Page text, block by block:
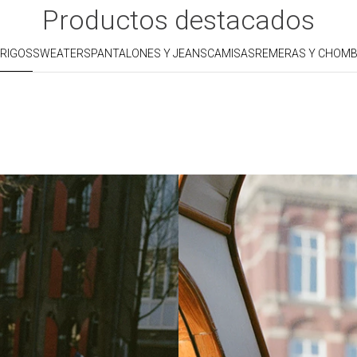
Productos destacados
SWEATERSPANTALONES Y JEANSCAMISASREMERAS Y